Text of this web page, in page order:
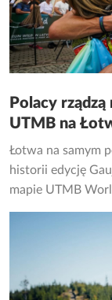
Polacy rządzą
UTMB na
Łotwa na samym
historii edycję
mapie UTMB